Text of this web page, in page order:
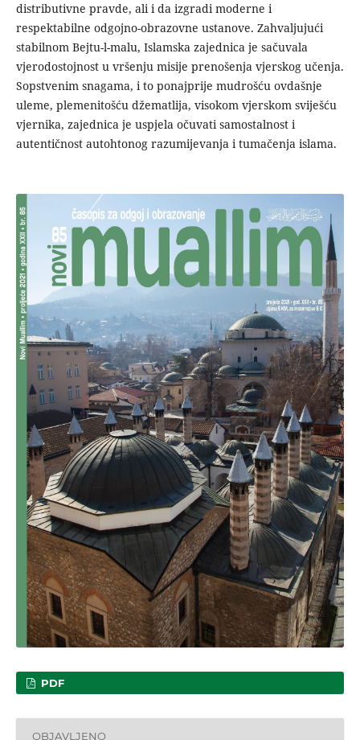
distributivne pravde, ali i da izgradi moderne i
respektabilne odgojno-obrazovne ustanove. Zahvaljujući
stabilnom Bejtu-l-malu, Islamska zajednica je sačuvala
vjerodostojnost u vršenju misije prenošenja vjerskog učenja.
Sopstvenim snagama, i to ponajprije mudrošću ovdašnje
uleme, plemenitošću džematlija, visokom vjerskom sviješću
vjernika, zajednica je uspjela očuvati samostalnost i
autentičnost autohtonog razumijevanja i tumačenja islama.
PDF
OBJAVLJENO